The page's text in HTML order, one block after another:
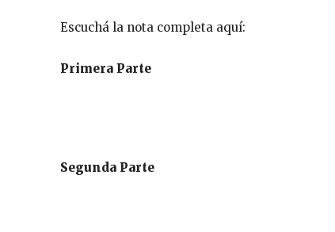
Escuchá la nota completa aquí:
Primera Parte
Segunda Parte